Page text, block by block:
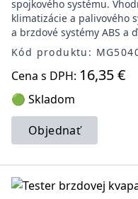
spojkového systému.
klimatizácie a palivového
a brzdové systémy ABS a
Kód produktu:
Cena s DPH: 16,35 €
🟢 Skladom
Objednať